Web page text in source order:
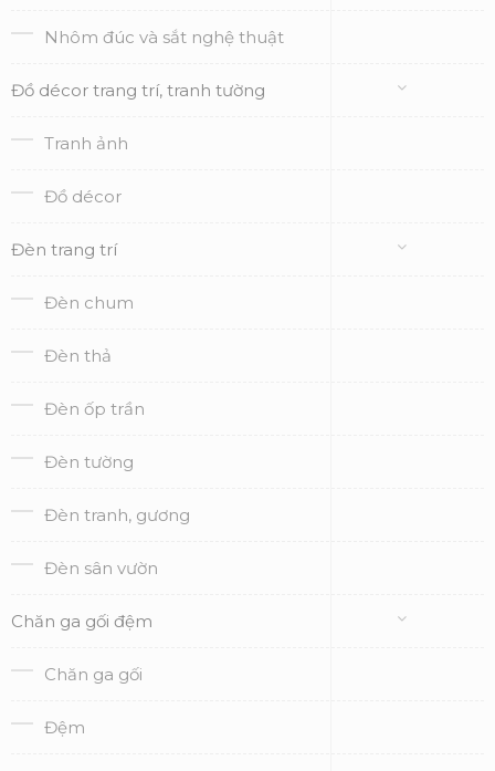
Nhôm đúc và sắt nghệ thuật
Đồ décor trang trí, tranh tường
Tranh ảnh
Đồ décor
Đèn trang trí
Đèn chum
Đèn thả
Đèn ốp trần
Đèn tường
Đèn tranh, gương
Đèn sân vườn
Chăn ga gối đệm
Chăn ga gối
Đệm